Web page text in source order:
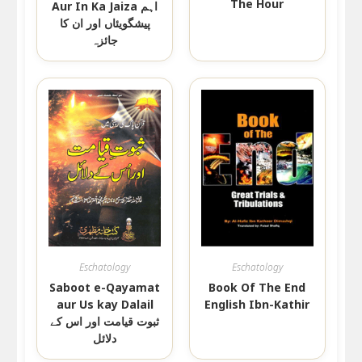
Aur In Ka Jaiza اہم
پیشگویئاں اور ان کا
جائزہ
The Hour
Eschatology
Saboot e-Qayamat
aur Us kay Dalail
ثبوت قیامت اور اس کے
دلائل
Eschatology
Book Of The End
English Ibn-Kathir